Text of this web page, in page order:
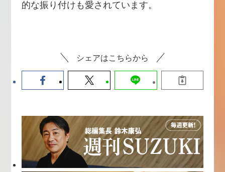
的な振り付けも愛されています。
シェアはこちらから